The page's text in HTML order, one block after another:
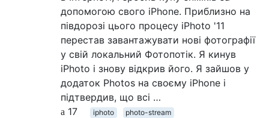
допомогою свого iPhone. Приблизно на
півдорозі цього процесу iPhoto '11
перестав завантажувати нові фотографії
у свій локальний Фотопотік. Я кинув
iPhoto і знову відкрив його. Я зайшов у
додаток Photos на своєму iPhone і
підтвердив, що всі …
17
iphoto photo-stream